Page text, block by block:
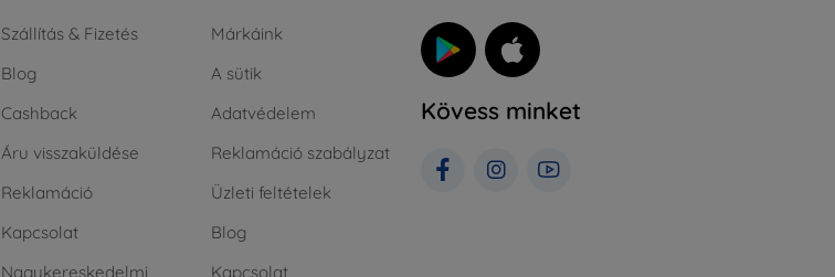
Szállítás & Fizetés
Blog
Cashback
Áru visszaküldése
Reklamáció
Kapcsolat
Nagykereskedelmi
Márkáink
A sütik
Adatvédelem
Reklamáció szabályzat
Üzleti feltételek
Blog
Kapcsolat
Kövess minket